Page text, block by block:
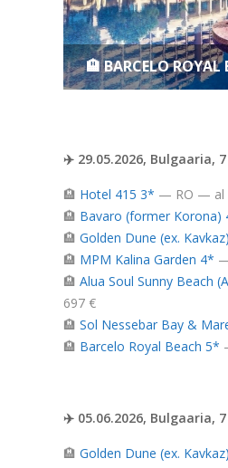
🏨 BARCELO ROYAL
✈️ 29.05.2026, Bulgaaria,
🏨 Hotel 415 3* — RO — al
🏨 Bavaro (former Korona)
🏨 Golden Dune (ex.
🏨 MPM Kalina Garden 4*
🏨 Alua Soul Sunny Beach
697 €
🏨 Sol Nessebar Bay &
🏨 Barcelo Royal Beach 5*
✈️ 05.06.2026, Bulgaaria,
🏨 Golden Dune (ex.